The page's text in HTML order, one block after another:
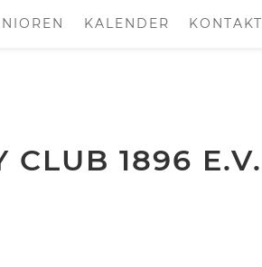
KALENDER KONTAKT
CLUB 1896 E.V.